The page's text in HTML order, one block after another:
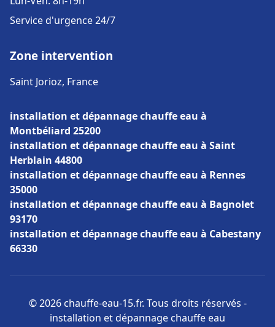
Service d'urgence 24/7
Zone intervention
Saint Jorioz, France
installation et dépannage chauffe eau à
Montbéliard 25200
installation et dépannage chauffe eau à Saint
Herblain 44800
installation et dépannage chauffe eau à Rennes
35000
installation et dépannage chauffe eau à Bagnolet
93170
installation et dépannage chauffe eau à Cabestany
66330
© 2026 chauffe-eau-15.fr. Tous droits réservés -
installation et dépannage chauffe eau